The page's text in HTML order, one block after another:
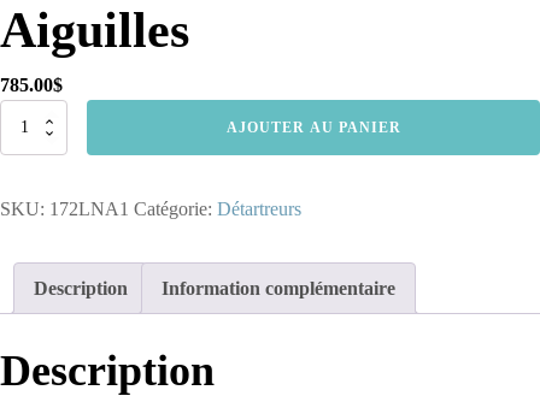
Aiguilles
785.00$
quantité
Détartreur
AJOUTER AU PANIER
SKU: 172LNA1 Catégorie: Détartreurs
Description Information complémentaire
Description